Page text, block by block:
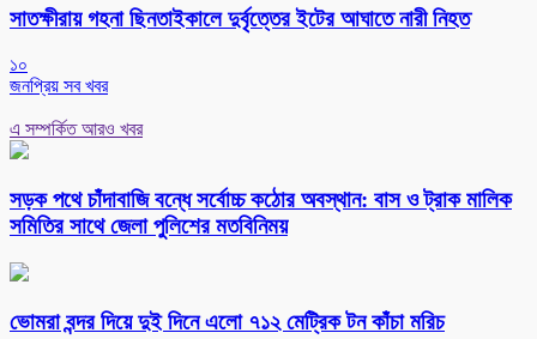
সাতক্ষীরায় গহনা ছিনতাইকালে দুর্বৃত্তের ইটের আঘাতে নারী নিহত
১০
জনপ্রিয় সব খবর
এ সম্পর্কিত আরও খবর
সড়ক পথে চাঁদাবাজি বন্ধে সর্বোচ্চ কঠোর অবস্থান: বাস ও ট্রাক মালিক
সমিতির সাথে জেলা পুলিশের মতবিনিময়
ভোমরা বন্দর দিয়ে দুই দিনে এলো ৭১২ মেট্রিক টন কাঁচা মরিচ